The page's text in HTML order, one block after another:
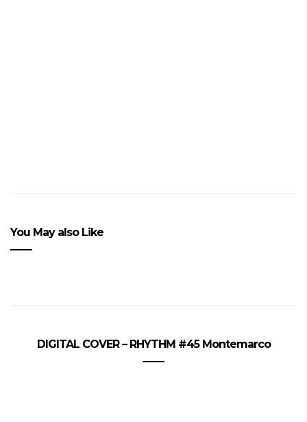
You May also Like
DIGITAL COVER – RHYTHM #45 Montemarco